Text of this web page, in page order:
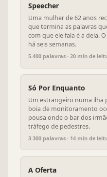
Speecher
Uma mulher de 62 anos
que termina as palavras
com que ele fala é a dela.
há seis semanas.
5.400 palavras · 20 min de
Só Por Enquanto
Um estrangeiro numa ilha
boia de monitoramento
pousa onde o bar dos
tráfego de pedestres.
3.300 palavras · 14 min de
A Oferta